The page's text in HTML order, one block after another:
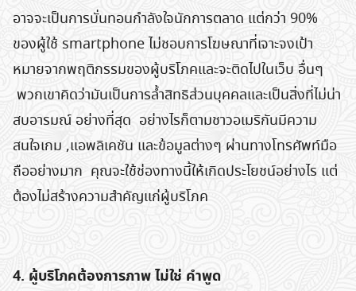
อาจจะเป็นการบั่นทอนกำลังใจนักการตลาด แต่กว่า 90%
ของผู้ใช้ smartphone ไม่ชอบการโฆษณาที่เจาะจงเป้า
หมายจากพฤติกรรมของผู้บริโภคและจะติดไปในเว็บ อื่นๆ
พวกเขาคิดว่ามันเป็นการล้ำสิทธิส่วนบุคคลและเป็นสิ่งที่ไม่น่า
สบอารมณ์ อย่างที่สุด อย่างไรก็ตามชาวอเมริกันมีความ
สนใจเกม ,แอพลิเคชัน และข้อมูลต่างๆ ผ่านทางโทรศัพท์มือ
ถืออย่างมาก คุณจะใช้ช่องทางนี้ให้เกิดประโยชน์อย่างไร แต่
ต้องไม่สร้างความสำคัญแก่ผู้บริโภค
4. ผู้บริโภคต้องการภาพ ไม่ใช่ คำพูด